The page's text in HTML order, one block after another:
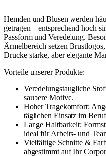
Hemden und Blusen werden
getragen – entsprechend hoch
Passform und Veredelung.
Ärmelbereich setzen
Drucke starke, aber elegante
Vorteile unserer Produkte:
Veredelungstaugliche
saubere Motive.
Hoher Tragekomfort:
täglichen Einsatz im
Lange Haltbarkeit:
ideal für Arbeits- und
Vielfältige Schnitte &
abgestimmt auf Ihr